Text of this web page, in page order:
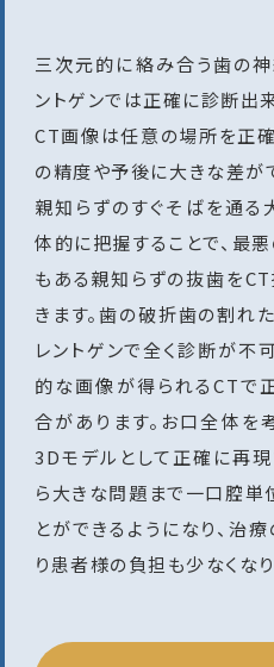
三次元的に絡み合う歯の
ントゲンでは正確に診断出
CT画像は任意の場所を正
の精度や予後に大きな差が
親知らずのすぐそばを通
体的に把握することで、最
もある親知らずの抜歯を
きます。歯の破折歯の割れ
レントゲンで全く診断が不
的な画像が得られるCTで
合があります。お口全体
3Dモデルとして正確に再
ら大きな問題まで一口腔単
とができるようになり、治
り患者様の負担も少なくなり